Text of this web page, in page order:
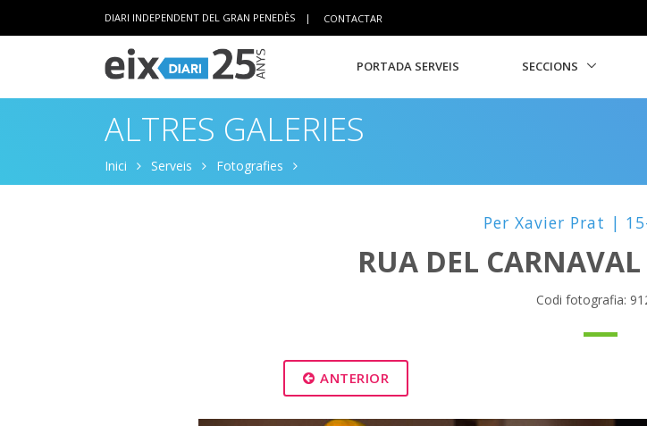
DIARI INDEPENDENT DEL GRAN PENEDÈS | CONTACTAR
PORTADA SERVEIS SECCIONS
ALTRES GALERIES
Inici Serveis Fotografies
Per Xavier Prat |
RUA DEL
Codi fotografia:
ANTERIOR